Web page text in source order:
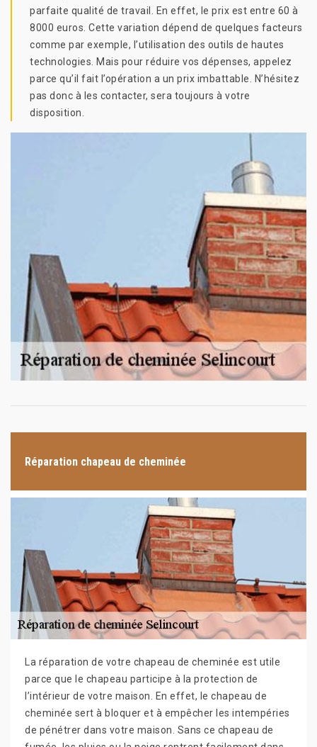
parfaite qualité de travail. En effet, le prix est entre 60 à
8000 euros. Cette variation dépend de quelques facteurs
comme par exemple, l’utilisation des outils de hautes
technologies. Mais pour réduire vos dépenses, appelez
parce qu’il fait l’opération a un prix imbattable. N’hésitez
pas donc à les contacter, sera toujours à votre
disposition.
Réparation chapeau de cheminée
La réparation de votre chapeau de cheminée est utile
parce que le chapeau participe à la protection de
l’intérieur de votre maison. En effet, le chapeau de
cheminée sert à bloquer et à empêcher les intempéries
de pénétrer dans votre maison. Sans ce chapeau de